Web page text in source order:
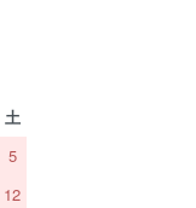
土
5
12